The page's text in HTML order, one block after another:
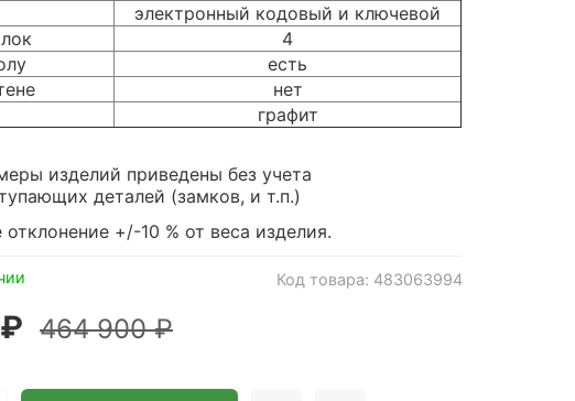
Код товара: 483063994
464 900 ₽
электронный кодовый и ключевой
4
есть
нет
графит
изделий приведены без учета
деталей (замков, и т.п.)
+/-10 % от веса изделия.